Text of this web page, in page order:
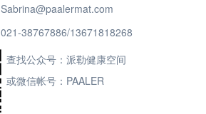
Sabrina@paalermat.com
021-38767886/13671818268
查找公众号：派勒健康空间
或微信帐号：PAALER